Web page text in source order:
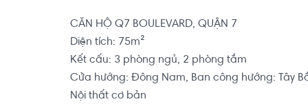
CĂN HỘ Q7 BOULEVARD, QUẬN 7
Diện tích: 75m²
Kết cấu: 3 phòng ngủ, 2 phòng tắm
Cửa hướng: Đông Nam, Ban công hướng: Tây
Nội thất cơ bản